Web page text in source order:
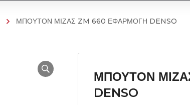
ΜΠΟΥΤΟΝ ΜΙΖΑΣ ZM 660 ΕΦΑΡΜΟΓΗ DENSO
ΜΠΟΥΤΟΝ
DENSO